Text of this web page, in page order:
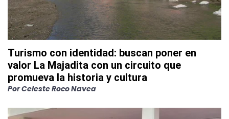
Turismo con identidad: buscan poner en
valor La Majadita con un circuito que
promueva la historia y cultura
PorCeleste Roco Navea